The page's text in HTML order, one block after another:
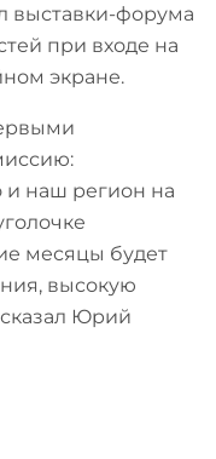
выставки-форума
при входе на
экране.
и наш регион на
месяцы будет
высокую
сказал Юрий